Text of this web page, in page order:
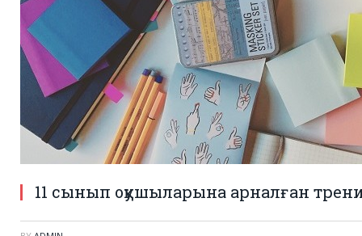
11 сынып оқушыларына арналған